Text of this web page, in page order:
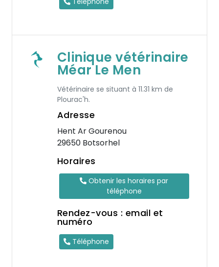
Clinique vétérinaire
Méar Le Men
Vétérinaire se situant à 11.31 km de
Plourac'h.
Adresse
Hent Ar Gourenou
29650 Botsorhel
Horaires
Obtenir les horaires par
téléphone
Rendez-vous : email et
numéro
Téléphone